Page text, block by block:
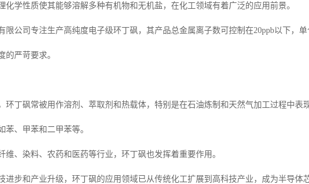
化学性质使其能够溶解多种有机物和无机盐，在化工领域有着广泛的应用前景。
限公司专注生产高纯度电子级环丁砜，其产品总金属离子数可控制在20ppb以下，
的严苛要求。
环丁砜常被用作溶剂、萃取剂和热载体，特别是在石油炼制和天然气加工过程中表
苯、甲苯和二甲苯等。
维、染料、农药和医药等行业，环丁砜也发挥着重要作用。
进步和产业升级，环丁砜的应用领域已从传统化工扩展到高科技产业，成为半导体